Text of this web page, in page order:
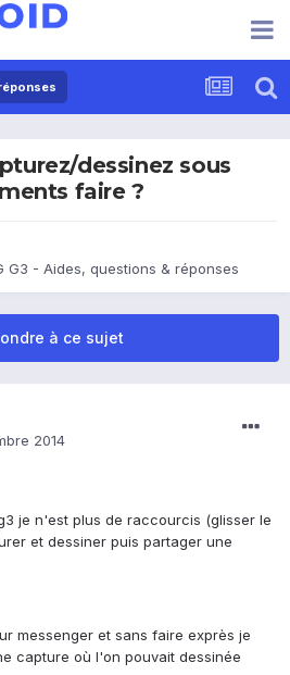
dessinez sous
faire ?
G3 - Aides, questions & réponses
à ce sujet
2014
je n'est plus de raccourcis (glisser le
et dessiner puis partager une
messenger et sans faire exprès je
capture où l'on pouvait dessinée